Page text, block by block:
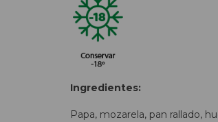
Ingredientes:
Papa, mozarela, pan rallado,